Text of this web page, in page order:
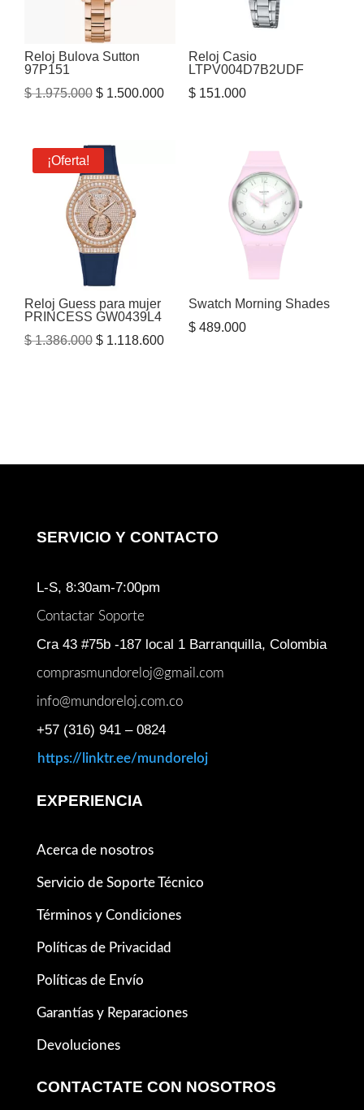
Reloj Bulova Sutton
97P151
$1.975.000 El
era:
$ 1.975.000.
$ 1.500.000El
Reloj Casio
LTPV004D7B2UDF
$151.000
¡Oferta!
Reloj Guess para mujer
PRINCESS GW0439L4
$1.386.000 El
$ 1.118.600El
Swatch Morning Shades
$489.000
SERVICIO Y CONTACTO
L-S, 8:30am-7:00pm
Contactar Soporte
Cra 43 #75b -187 local 1 Barranquilla, Colombia
comprasmundoreloj@gmail.com
info@mundoreloj.com.co
+57 (316) 941 – 0824
https://linktr.ee/mundoreloj
EXPERIENCIA
Acerca de nosotros
Servicio de Soporte Técnico
Términos y Condiciones
Políticas de Privacidad
Políticas de Envío
Garantías y Reparaciones
Devoluciones
CONTACTATE CON NOSOTROS